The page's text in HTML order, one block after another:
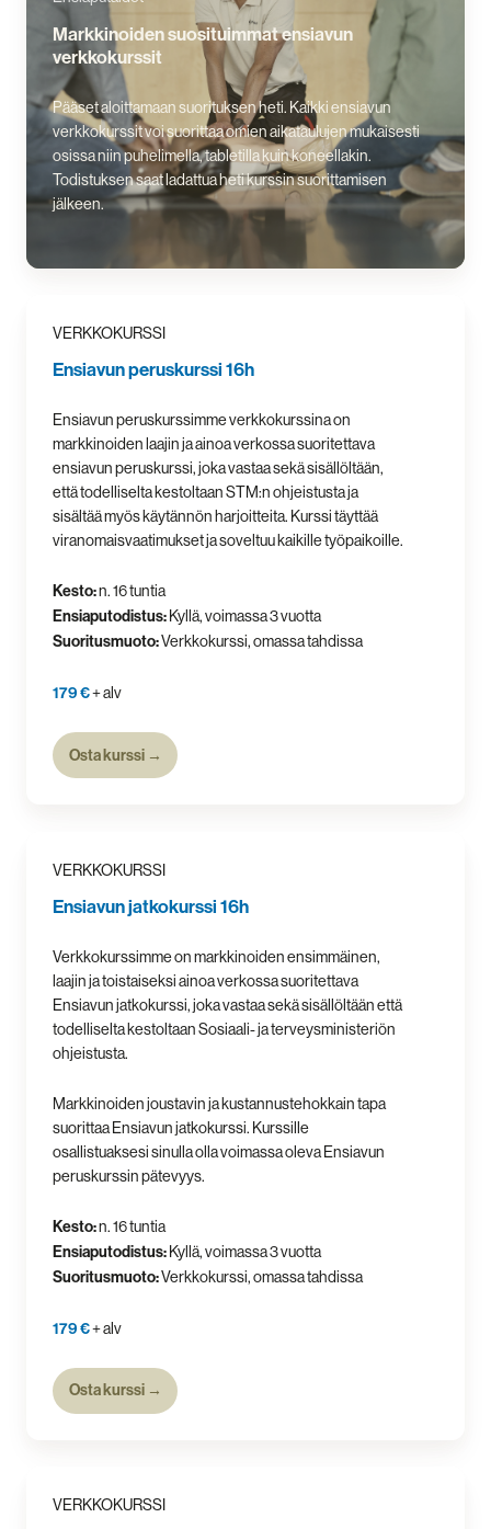
Markkinoiden suosituimmat ensiavun
verkkokurssit
Pääset aloittamaan suorituksen heti. Kaikki ensiavun
verkkokurssit voi suorittaa omien aikataulujen mukaisesti
osissa niin puhelimella, tabletilla kuin koneellakin.
Todistuksen saat ladattua heti kurssin suorittamisen
jälkeen.
VERKKOKURSSI
Ensiavun peruskurssi 16h
Ensiavun peruskurssimme verkkokurssina on
markkinoiden laajin ja ainoa verkossa suoritettava
ensiavun peruskurssi, joka vastaa sekä sisällöltään,
että todelliselta kestoltaan STM:n ohjeistusta ja
sisältää myös käytännön harjoitteita. Kurssi täyttää
viranomaisvaatimukset ja soveltuu kaikille työpaikoille.
Kesto:n. 16 tuntia
Ensiaputodistus: Kyllä, voimassa 3 vuotta
Suoritusmuoto:Verkkokurssi, omassa tahdissa
179 €+ alv
Osta kurssi →
VERKKOKURSSI
Ensiavun jatkokurssi 16h
Verkkokurssimme on markkinoiden ensimmäinen,
laajin ja toistaiseksi ainoa verkossa suoritettava
Ensiavun jatkokurssi, joka vastaa sekä sisällöltään että
todelliselta kestoltaan Sosiaali- ja terveysministeriön
ohjeistusta.
Markkinoiden joustavin ja kustannustehokkain tapa
suorittaa Ensiavun jatkokurssi. Kurssille
osallistuaksesi sinulla olla voimassa oleva Ensiavun
peruskurssin pätevyys.
Kesto:n. 16 tuntia
Ensiaputodistus: Kyllä, voimassa 3 vuotta
Suoritusmuoto:Verkkokurssi, omassa tahdissa
179 €+ alv
Osta kurssi →
VERKKOKURSSI